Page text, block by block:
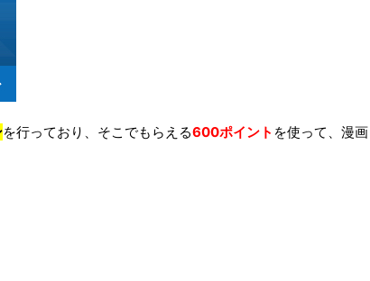
を行っており、そこでもらえる600ポイント を使って、漫画